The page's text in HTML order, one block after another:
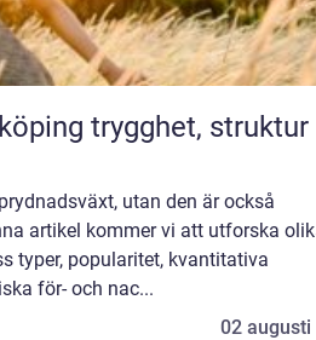
struktur
utan den är också
artikel kommer vi att utforska
typer, popularitet, kvantitativa
för- och nac...
02 augusti